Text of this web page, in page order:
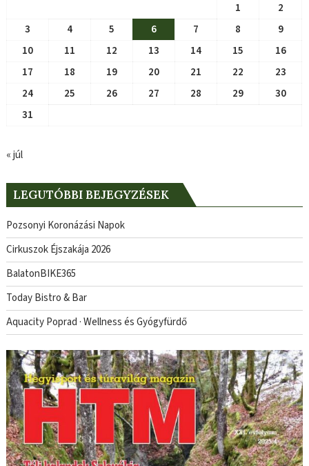
1
2
3
4 5 6 7 8
9
10
11 12 13 14 15
16
17
18 19 20 21 22
23
24
25 26 27 28 29
30
31
« júl
LEGUTÓBBI BEJEGYZÉSEK
Pozsonyi Koronázási Napok
Cirkuszok Éjszakája 2026
BalatonBIKE365
Today Bistro & Bar
Aquacity Poprad · Wellness és Gyógyfürdő